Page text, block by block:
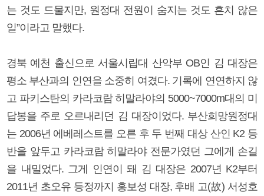
는 것도 드물지만, 원정대 전원이 숨지는 것도 흔치 않은
일”이라고 말했다.
경북 예천 출신으로 서울시립대 산악부 OB인 김 대장은
평소 부산과의 인연을 소중히 여겼다. 기록에 연연하지 않
고 파키스탄의 카라코람 히말라야의 5000~7000m대의 미
답봉을 주로 오르내리던 김 대장이었다. 부산희망원정대
는 2006년 에베레스트를 오른 후 두 번째 대상 산인 K2 등
반을 앞두고 카라코람 히말라야 전문가였던 그에게 손길
을 내밀었다. 그게 인연이 돼 김 대장은 2007년 K2부터
2011년 초오유 등정까지 홍보성 대장, 후배 고(故) 서성호